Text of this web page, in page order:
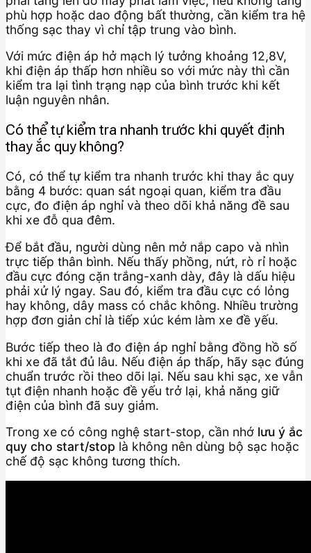
phù hợp hoặc dao động bất thường, cần kiểm tra hệ
thống sạc thay vì chỉ tập trung vào bình.
Với mức điện áp hở mạch lý tưởng khoảng 12,8V,
khi điện áp thấp hơn nhiều so với mức này thì cần
kiểm tra lại tình trạng nạp của bình trước khi kết
luận nguyên nhân.
Có thể tự kiểm tra nhanh trước khi quyết định
thay ắc quy không?
Có, có thể tự kiểm tra nhanh trước khi thay ắc quy
bằng 4 bước: quan sát ngoại quan, kiểm tra đầu
cực, đo điện áp nghỉ và theo dõi khả năng đề sau
khi xe đỗ qua đêm.
Để bắt đầu, người dùng nên mở nắp capo và nhìn
trực tiếp thân bình. Nếu thấy phồng, nứt, rò rỉ hoặc
đầu cực đóng cặn trắng-xanh dày, đây là dấu hiệu
phải xử lý ngay. Sau đó, kiểm tra đầu cực có lỏng
hay không, dây mass có chắc không. Nhiều trường
hợp đơn giản chỉ là tiếp xúc kém làm xe đề yếu.
Bước tiếp theo là đo điện áp nghỉ bằng đồng hồ số
khi xe đã tắt đủ lâu. Nếu điện áp thấp, hãy sạc đúng
chuẩn trước rồi theo dõi lại. Nếu sau khi sạc, xe vẫn
tụt điện nhanh hoặc đề yếu trở lại, khả năng giữ
điện của bình đã suy giảm.
Trong xe có công nghệ start-stop, cần nhớ lưu ý ắc
quy cho start/stop là không nên dùng bộ sạc hoặc
chế độ sạc không tương thích.